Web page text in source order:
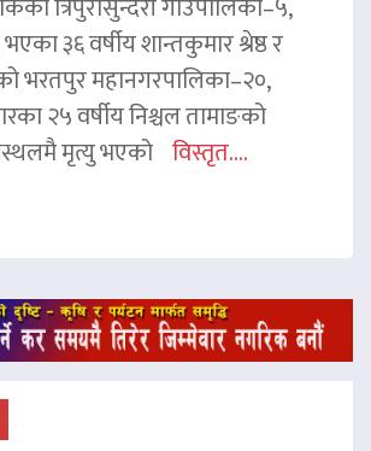
३६ वर्षीय शान्तकुमार श्रेष्ठ र
भरतपुर महानगरपालिका–२०,
२५ वर्षीय निश्चल तामाङको
मृत्यु भएको विस्तृत....